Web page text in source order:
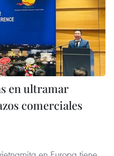
en ultramar
comerciales